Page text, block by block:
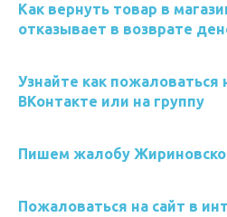
Как вернуть товар в
отказывает в возврате
Узнайте как пожаловаться
ВКонтакте или на группу
Пишем жалобу
Пожаловаться на сайт в